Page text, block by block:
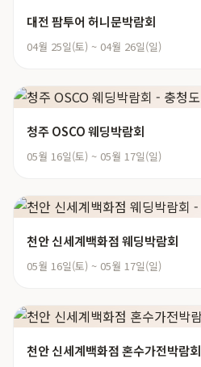
대전 팜투어 허니문박람회
04월 25일(토) ~ 04월 26일(일)
청주 OSCO 웨딩박람회
05월 16일(토) ~ 05월 17일(일)
천안 신세계백화점 웨딩박람회
05월 16일(토) ~ 05월 17일(일)
천안 신세계백화점 혼수가전박람회